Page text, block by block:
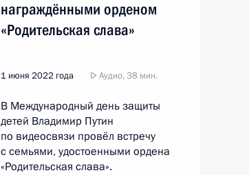
награждёнными орденом
«Родительская слава»
1 июня 2022 года Аудио, 38 мин.
В Международный день защиты
детей Владимир Путин
по видеосвязи провёл встречу
с семьями, удостоенными ордена
«Родительская слава».